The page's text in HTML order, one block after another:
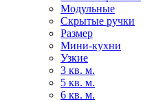
Модульные
Скрытые ручки
Размер
Мини-кухни
Узкие
3 кв. м.
5 кв. м.
6 кв. м.